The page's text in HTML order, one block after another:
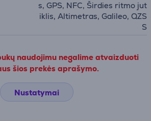
s, GPS, NFC, Širdies ritmo jut
iklis, Altimetras, Galileo, QZS
S
naudojimu negalime atvaizduoti
šios prekės aprašymo.
Nustatymai